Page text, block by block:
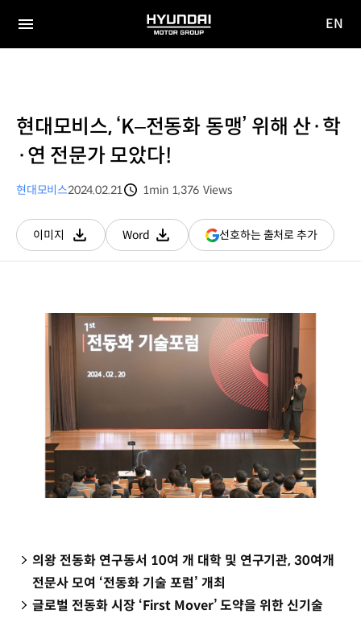
전체
HYUNDAI
MOTOR
EN
현대모비스, ‘K–전동화 동맹’ 위해 산·학
·연 전문가 모았다!
현대모비스2024.02.21
1min 1,376 Views
이미지
다운로드
Word
다운로드
선호하는 출처로 추가(새
창
의왕 전동화 연구동서 10여 개 대학 및 연구기관, 30여개
전문사 모여 ‘전동화 기술 포럼’ 개최
글로벌 전동화 시장 ‘First Mover’ 도약을 위한 신기술